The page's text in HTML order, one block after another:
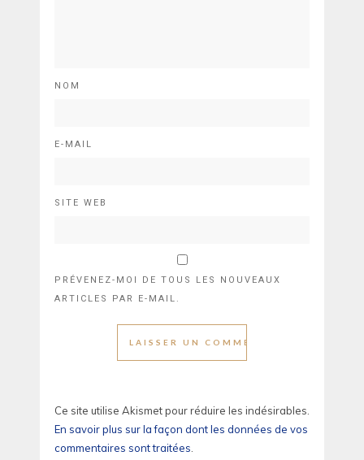
NOM
E-MAIL
SITE WEB
PRÉVENEZ-MOI DE TOUS LES NOUVEAUX
ARTICLES PAR E-MAIL.
Ce site utilise Akismet pour réduire les indésirables.
En savoir plus sur la façon dont les données de vos
commentaires sont traitées.